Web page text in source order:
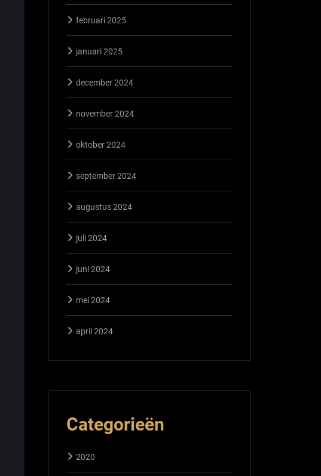
februari 2025
januari 2025
december 2024
november 2024
oktober 2024
september 2024
augustus 2024
juli 2024
juni 2024
mei 2024
april 2024
Categorieën
2020